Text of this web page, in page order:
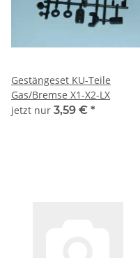
Gestängeset KU-Teile
Gas/Bremse X1-X2-LX
jetzt nur 3,59 € *